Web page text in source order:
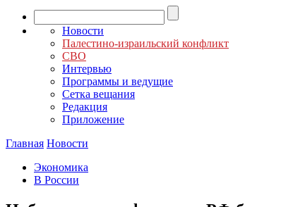
Новости
Палестино-израильский конфликт
СВО
Интервью
Программы и ведущие
Сетка вещания
Редакция
Приложение
Главная Новости
Экономика
В России